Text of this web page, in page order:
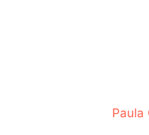
Paula